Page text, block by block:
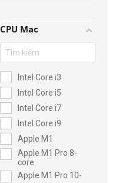
CPU Mac
Intel Core i3
Intel Core i5
Intel Core i7
Intel Core i9
Apple M1
Apple M1 Pro 8-
core
Apple M1 Pro 10-